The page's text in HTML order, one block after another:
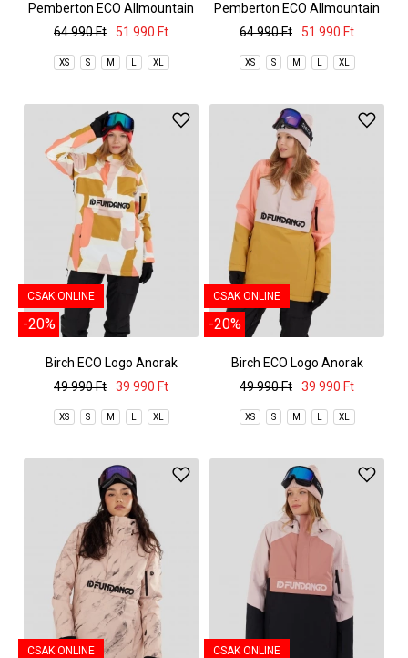
Pemberton ECO Allmountain
Jacket
64 990 Ft 51 990 Ft
XS S M L XL
Pemberton ECO Allmountain
Jacket
64 990 Ft 51 990 Ft
XS S M L XL
CSAK ONLINE
-20%
Birch ECO Logo Anorak
49 990 Ft
39 990 Ft
XS S M L XL
CSAK ONLINE
-20%
Birch ECO Logo Anorak
49 990 Ft
39 990 Ft
XS S M L XL
CSAK ONLINE CSAK ONLINE